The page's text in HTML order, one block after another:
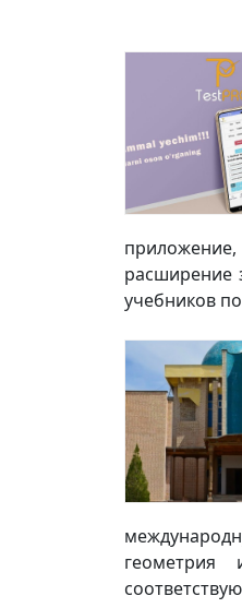
расширение
учебников
геометрия